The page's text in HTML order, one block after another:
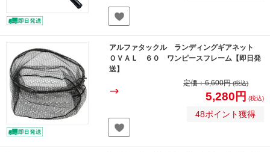
アルファタックル ランディングギアネット
ＯＶＡＬ ６０ ワンピースフレーム【即日発
送】
定価：6,600円(税込)
5,280円 (税込)
48ポイント獲得